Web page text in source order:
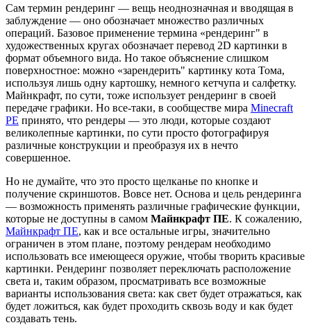
Сам термин рендеринг — вещь неоднозначная и вводящая в
заблуждение — оно обозначает множество различных
операций. Базовое применение термина «рендеринг" в
художественных кругах обозначает перевод 2D картинки в
формат объемного вида. Но такое объяснение слишком
поверхностное: можно «зарендерить" картинку кота Тома,
используя лишь одну картошку, немного кетчупа и салфетку.
Майнкрафт, по сути, тоже использует рендеринг в своей
передаче графики. Но все-таки, в сообществе мира Minecraft
PE принято, что рендеры — это люди, которые создают
великолепные картинки, по сути просто фотографируя
различные конструкции и преобразуя их в нечто
совершенное.
Но не думайте, что это просто щелканье по кнопке и
получение скриншотов. Вовсе нет. Основа и цель рендеринга
— возможность применять различные графические функции,
которые не доступны в самом Майнкрафт ПЕ. К сожалению,
Майнкрафт ПЕ, как и все остальные игры, значительно
ограничен в этом плане, поэтому рендерам необходимо
использовать все имеющееся оружие, чтобы творить красивые
картинки. Рендеринг позволяет переключать расположение
света и, таким образом, просматривать все возможные
варианты использования света: как свет будет отражаться, как
будет ложиться, как будет проходить сквозь воду и как будет
создавать тень.